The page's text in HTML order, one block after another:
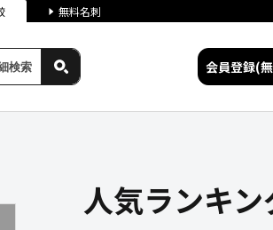
無料名刺
検索 会員登録(
人気ランキン